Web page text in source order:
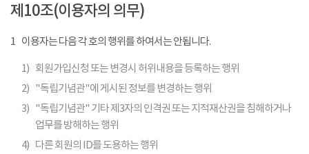
제10조(이용자의 의무)
1 이용자는 다음 각 호의 행위를 하여서는 안됩니다.
1) 회원가입신청 또는 변경시 허위내용을 등록하는 행위
2) "독립기념관"에 게시된 정보를 변경하는 행위
3) "독립기념관" 기타 제3자의 인격권 또는 지적재산권을 침해하거나
업무를 방해하는 행위
4) 다른 회원의 ID를 도용하는 행위